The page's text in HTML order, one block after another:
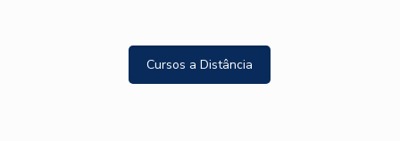
Cursos a Distância